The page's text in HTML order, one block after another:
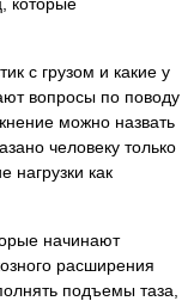
с грузом и какие у
вопросы по поводу
можно назвать
человеку только
нагрузки как
начинают
расширения
подъемы таза,